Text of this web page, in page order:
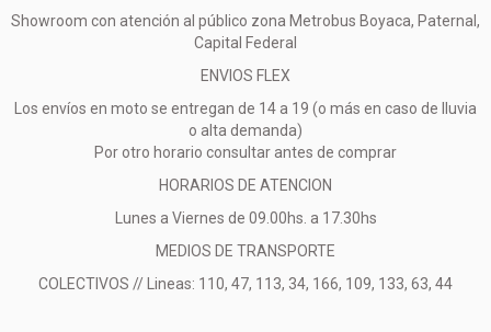
Showroom con atención al público zona Metrobus Boyaca, Paternal,
Capital Federal
ENVIOS FLEX
Los envíos en moto se entregan de 14 a 19 (o más en caso de lluvia
o alta demanda)
Por otro horario consultar antes de comprar
HORARIOS DE ATENCION
Lunes a Viernes de 09.00hs. a 17.30hs
MEDIOS DE TRANSPORTE
COLECTIVOS // Lineas: 110, 47, 113, 34, 166, 109, 133, 63, 44